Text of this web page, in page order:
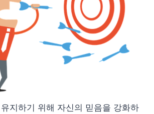
지하기 위해 자신의 믿음을 강화하